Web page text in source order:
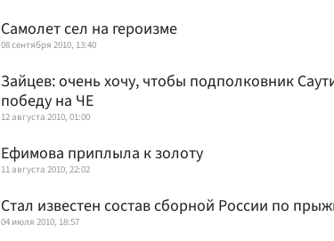
Самолет сел на героизме
08 сентября 2010, 13:40
Зайцев: очень хочу, чтобы подполковник
победу на ЧЕ
12 августа 2010, 01:00
Ефимова приплыла к золоту
11 августа 2010, 22:02
Стал известен состав сборной России по
04 июля 2010, 18:57